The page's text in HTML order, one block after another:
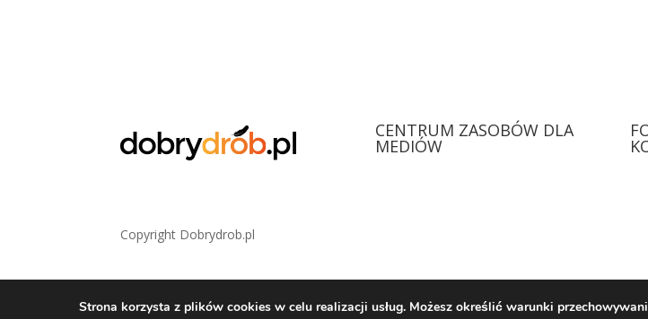
CENTRUM ZASOBÓW DLA
MEDIÓW
Copyright Dobrydrob.pl
Strona korzysta z plików cookies w celu realizacji usług. Możesz określić warunki